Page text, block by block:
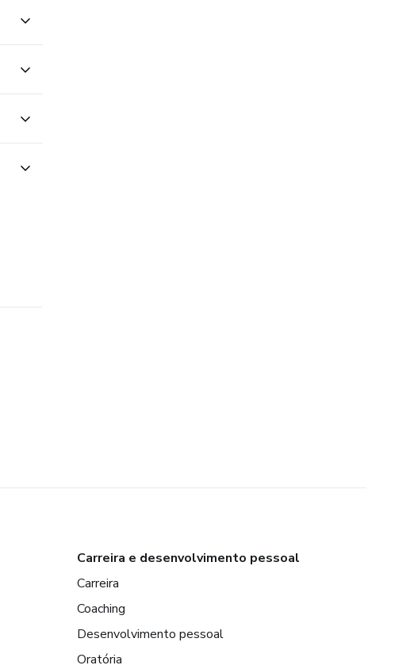
Carreira e desenvolvimento pessoal
Carreira
Coaching
Desenvolvimento pessoal
Oratória